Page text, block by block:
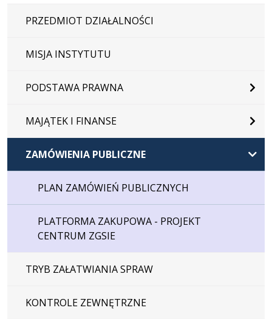
PRZEDMIOT DZIAŁALNOŚCI
MISJA INSTYTUTU
PODSTAWA PRAWNA
MAJĄTEK I FINANSE
ZAMÓWIENIA PUBLICZNE
PLAN ZAMÓWIEŃ PUBLICZNYCH
PLATFORMA ZAKUPOWA - PROJEKT
CENTRUM ZGSIE
TRYB ZAŁATWIANIA SPRAW
KONTROLE ZEWNĘTRZNE